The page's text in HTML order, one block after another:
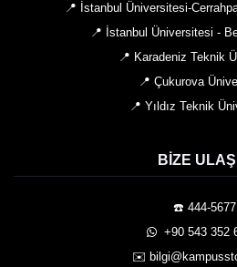
📍 İstanbul Üniversitesi-
📍 İstanbul Üniversitesi -
📍 Karadeniz Teknik
📍 Çukurova
📍 Yıldız Teknik
BIZE
☎️ 444-5677
+90 543 352
✉️